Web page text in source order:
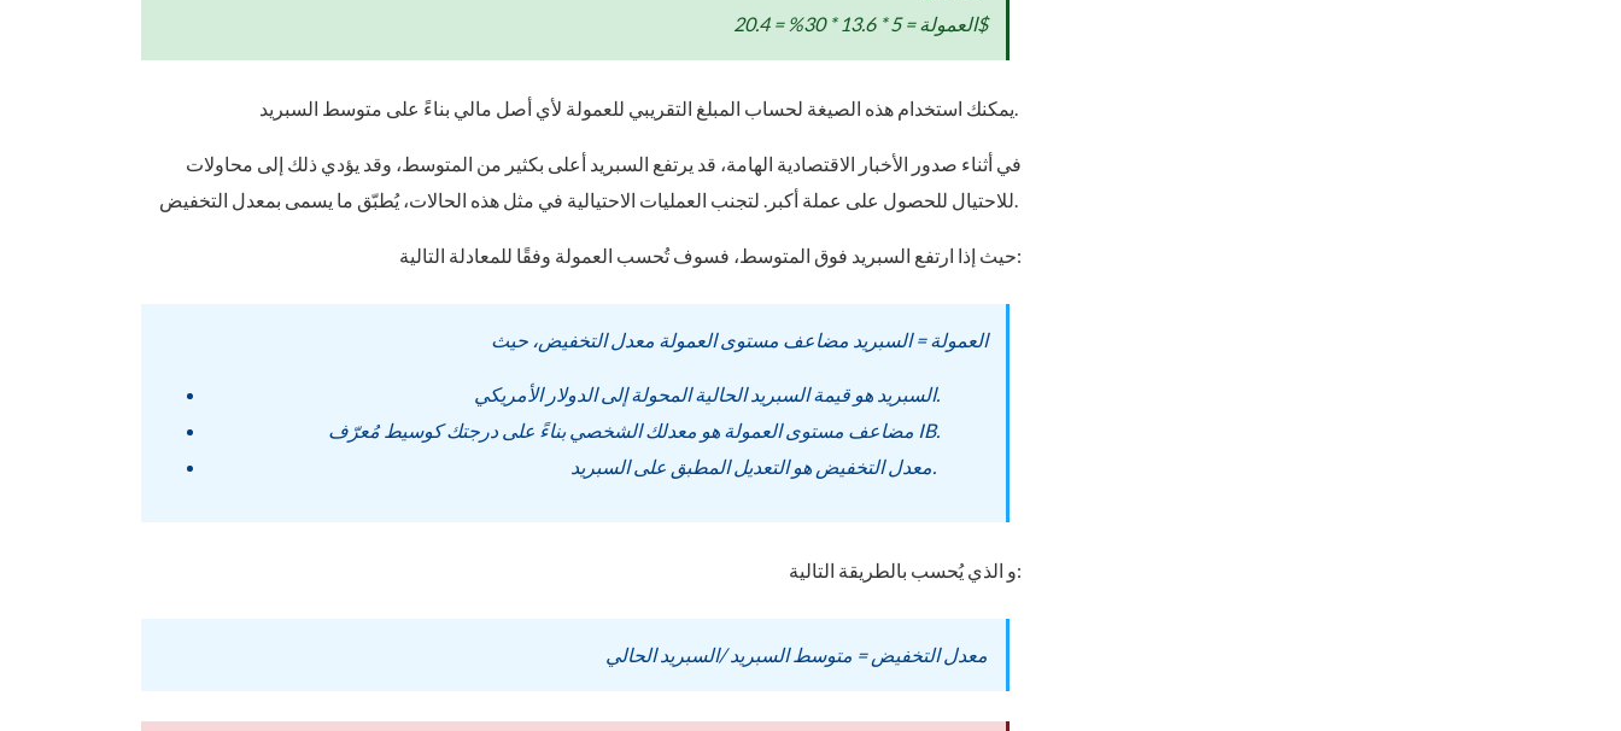
العمولة = 5 * 13.6 * 30% = 20.4$
في أثناء صدور الأخبار الاقتصادية الهامة، قد يرتفع السبريد أعلى بكثير من المتوسط، وقد يؤدي ذلك إلى محاولات
حيث إذا ارتفع السبريد فوق المتوسط، فسوف تُحسب العمولة وفقًا للمعادلة التالية:
العمولة = السبريد مضاعف مستوى العمولة معدل التخفيض، حيث
السبريد هو قيمة السبريد الحالية المحولة إلى الدولار الأمريكي.
مضاعف مستوى العمولة هو معدلك الشخصي بناءً على درجتك كوسيط مُعرّف IB.
و الذي يُحسب بالطريقة التالية:
معدل التخفيض = متوسط السبريد /السبريد الحالي